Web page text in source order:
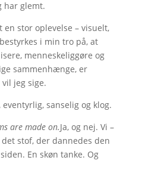
har glemt.
stor oplevelse – visuelt,
i min tro på, at
menneskeliggøre og
sammenhænge, er
jeg sige.
sanselig og klog.
are made on.Ja, og nej. Vi –
stof, der dannedes den
En skøn tanke. Og